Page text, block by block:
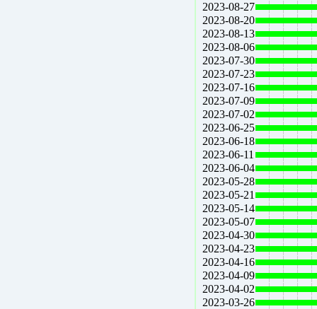
2023-08-27
2023-08-20
2023-08-13
2023-08-06
2023-07-30
2023-07-23
2023-07-16
2023-07-09
2023-07-02
2023-06-25
2023-06-18
2023-06-11
2023-06-04
2023-05-28
2023-05-21
2023-05-14
2023-05-07
2023-04-30
2023-04-23
2023-04-16
2023-04-09
2023-04-02
2023-03-26